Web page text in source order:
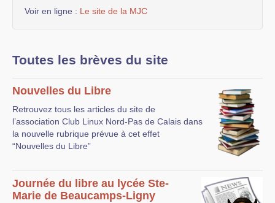
Voir en ligne : Le site de la MJC
Toutes les brèves du site
Nouvelles du Libre
Retrouvez tous les articles du site de
l’association Club Linux Nord-Pas de Calais dans
la nouvelle rubrique prévue à cet effet
“Nouvelles du Libre”
Journée du libre au lycée Ste-
Marie de Beaucamps-Ligny